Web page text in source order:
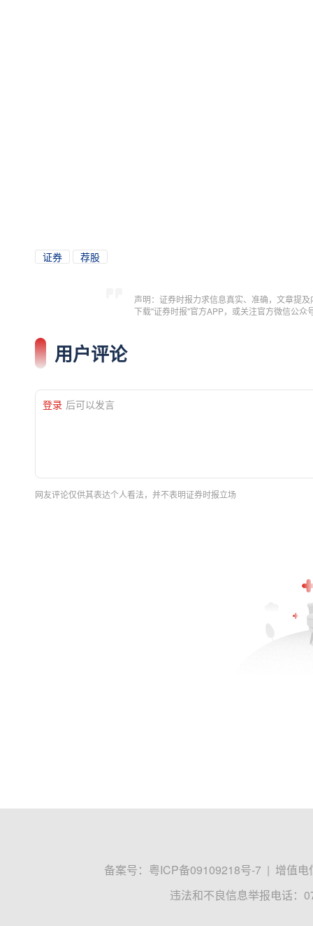
证券 荐股
声明：证券时报力求信息真实、准确，文章提
下载"证券时报"官方APP，或关注官方微信公
用户评论
登录 后可以发言
网友评论仅供其表达个人看法，并不表明证券时报立场
备案号： 粤ICP备09109218号-7 | 增值电
违法和不良信息举报电话：